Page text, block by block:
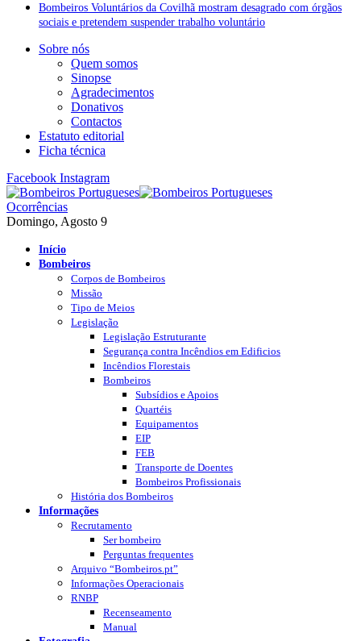
Bombeiros Voluntários da Covilhã mostram desagrado com órgãos
sociais e pretendem suspender trabalho voluntário
Sobre nós
Quem somos
Sinopse
Agradecimentos
Donativos
Contactos
Estatuto editorial
Ficha técnica
Facebook Instagram
Ocorrências
Domingo, Agosto 9
Início
Bombeiros
Corpos de Bombeiros
Missão
Tipo de Meios
Legislação
Legislação Estruturante
Segurança contra Incêndios em Edificios
Incêndios Florestais
Bombeiros
Subsídios e Apoios
Quartéis
Equipamentos
EIP
FEB
Transporte de Doentes
Bombeiros Profissionais
História dos Bombeiros
Informações
Recrutamento
Ser bombeiro
Perguntas frequentes
Arquivo “Bombeiros.pt”
Informações Operacionais
RNBP
Recenseamento
Manual